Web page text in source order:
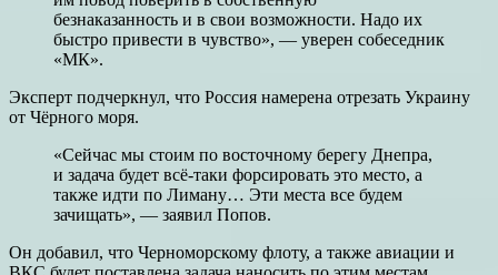
безнаказанность и в свои возможности. Надо их
быстро привести в чувство», — уверен собеседник
«МК».
Эксперт подчеркнул, что Россия намерена отрезать Украину
от Чёрного моря.
«Сейчас мы стоим по восточному берегу Днепра,
и задача будет всё-таки форсировать это место, а
также идти по Лиману… Эти места все будем
зачищать», — заявил Попов.
Он добавил, что Черноморскому флоту, а также авиации и